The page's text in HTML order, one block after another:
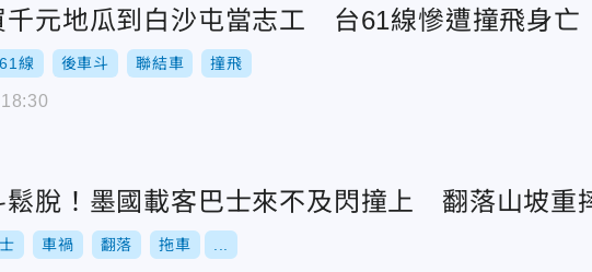
千元地瓜到白沙屯當志工 台61線慘遭撞飛身亡
線 後車斗 聯結車 撞飛
鬆脫！墨國載客巴士來不及閃撞上 翻落山坡重
車禍 翻落 拖車